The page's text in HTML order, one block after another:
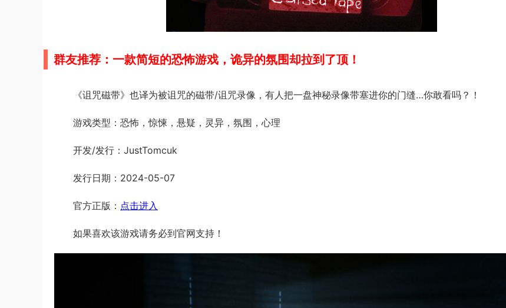
群友推荐：一款简短的恐怖游戏，诡异的氛围却拉到了顶！
《诅咒磁带》也译为被诅咒的磁带/诅咒录像，有人把一盘神秘录像带塞进你的门缝…你敢看吗？！
游戏类型：恐怖，惊悚，悬疑，灵异，氛围，心理
开发/发行：JustTomcuk
发行日期：2024-05-07
官方正版： 点击进入
如果喜欢该游戏请务必到官网支持！